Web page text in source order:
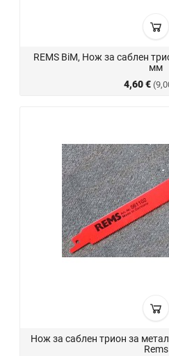
REMS BiM, Нож за саблен
мм
4,60 €
Нож за саблен трион за
Rems